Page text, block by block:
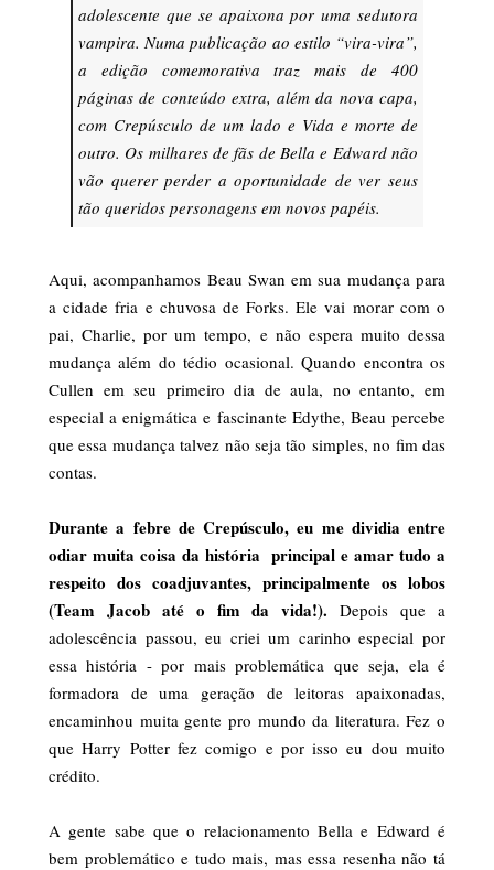
adolescente que se apaixona por uma sedutora
vampira. Numa publicação ao estilo “vira-vira”,
a edição comemorativa traz mais de 400
páginas de conteúdo extra, além da nova capa,
com Crepúsculo de um lado e Vida e morte de
outro. Os milhares de fãs de Bella e Edward não
vão querer perder a oportunidade de ver seus
tão queridos personagens em novos papéis.
Aqui, acompanhamos Beau Swan em sua mudança para
a cidade fria e chuvosa de Forks. Ele vai morar com o
pai, Charlie, por um tempo, e não espera muito dessa
mudança além do tédio ocasional. Quando encontra os
Cullen em seu primeiro dia de aula, no entanto, em
especial a enigmática e fascinante Edythe, Beau percebe
que essa mudança talvez não seja tão simples, no fim das
contas.
Durante a febre de Crepúsculo, eu me dividia entre
odiar muita coisa da história principal e amar tudo a
respeito dos coadjuvantes, principalmente os lobos
(Team Jacob até o fim da vida!). Depois que a
adolescência passou, eu criei um carinho especial por
essa história - por mais problemática que seja, ela é
formadora de uma geração de leitoras apaixonadas,
encaminhou muita gente pro mundo da literatura. Fez o
que Harry Potter fez comigo e por isso eu dou muito
crédito.
A gente sabe que o relacionamento Bella e Edward é
bem problemático e tudo mais, mas essa resenha não tá